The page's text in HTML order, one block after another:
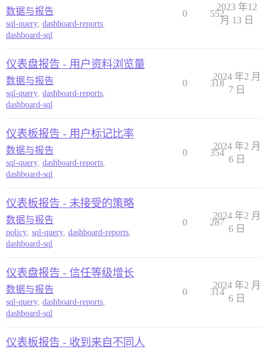
数据与报告
sql-query, dashboard-reports,
dashboard-sql
0 552
2023 年12
月 13 日
仪表盘报告 - 用户资料浏览量
数据与报告
sql-query, dashboard-reports,
dashboard-sql
0 318
2024 年2 月
7 日
仪表板报告 - 用户标记比率
数据与报告
sql-query, dashboard-reports,
dashboard-sql
0 354
2024 年2 月
6 日
仪表板报告 - 未接受的策略
数据与报告
policy, sql-query, dashboard-reports,
dashboard-sql
0 287
2024 年2 月
6 日
仪表盘报告 - 信任等级增长
数据与报告
sql-query, dashboard-reports,
dashboard-sql
0 314
2024 年2 月
6 日
仪表板报告 - 收到来自不同人